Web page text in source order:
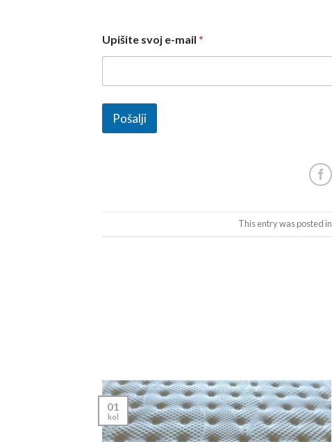
Upišite svoj e-mail *
Pošalji
This entry was posted in
01
kol